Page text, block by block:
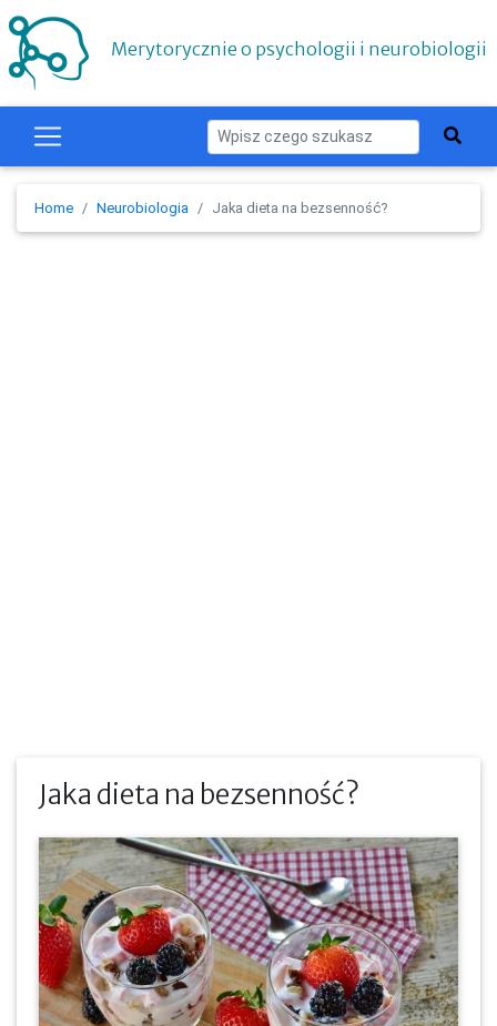
Merytorycznie o psychologii i neurobiologii
Home Neurobiologia Jaka dieta na bezsenność?
Jaka dieta na bezsenność?